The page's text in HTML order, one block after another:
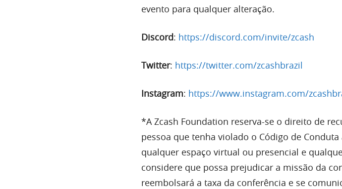
evento para qualquer alteração.
Discord: https://discord.com/invite/zcash
Twitter: https://twitter.com/zcashbrazil
Instagram: https://www.instagram.com/
*A Zcash Foundation reserva-se o direito de
pessoa que tenha violado o Código de
qualquer espaço virtual ou presencial e
considere que possa prejudicar a missão da
reembolsará a taxa da conferência e se